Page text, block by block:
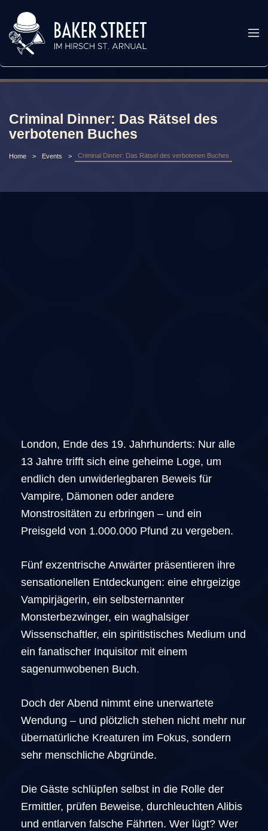
Criminal Dinner: Das Rätsel des
verbotenen Buches
Home Events Criminal Dinner: Das Rätsel des verbotenen Buches
London, Ende des 19. Jahrhunderts: Nur alle
13 Jahre trifft sich eine geheime Loge, um
endlich den unwiderlegbaren Beweis für
Vampire, Dämonen oder andere
Monstrositäten zu erbringen – und ein
Preisgeld von 1.000.000 Pfund zu vergeben.
Fünf exzentrische Anwärter präsentieren ihre
sensationellen Entdeckungen: eine ehrgeizige
Vampirjägerin, ein selbsternannter
Monsterbezwinger, ein waghalsiger
Wissenschaftler, ein spiritistisches Medium und
ein fanatischer Inquisitor mit einem
sagenumwobenen Buch.
Doch der Abend nimmt eine unerwartete
Wendung – und plötzlich stehen nicht mehr nur
übernatürliche Kreaturen im Fokus, sondern
sehr menschliche Abgründe.
Die Gäste schlüpfen selbst in die Rolle der
Ermittler, prüfen Beweise, durchleuchten Alibis
und entlarven falsche Fährten. Wer lügt? Wer